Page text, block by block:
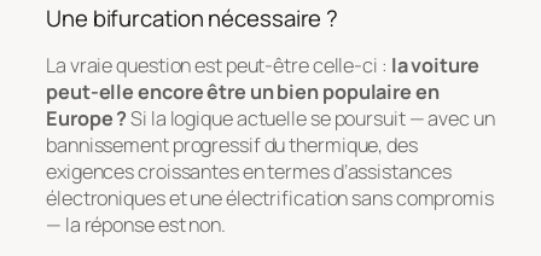
Une bifurcation nécessaire ?
La vraie question est peut-être celle-ci : la voiture
peut-elle encore être un bien populaire en
Europe ?Si la logique actuelle se poursuit — avec un
bannissement progressif du thermique, des
exigences croissantes en termes d’assistances
électroniques et une électrification sans compromis
— la réponse est non.